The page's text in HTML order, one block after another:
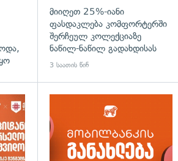
მიიღეთ 25%-იანი
ფასდაკლება კომფორტერში
შერჩეულ კოლექციაზე
ნაწილ-ნაწილ გადახდისას
3 საათის წინ